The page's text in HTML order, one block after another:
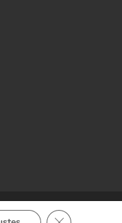
Cerrar el